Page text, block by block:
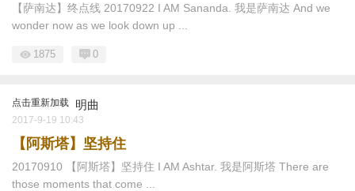
【萨南达】终点线 20170922 I AM Sananda. 我是萨南达 And we
wonder now as we look down up ...
1875 0
点击重新加载 明曲
2017-9-19 10:43
【阿斯塔】坚持住
20170910 【阿斯塔】坚持住 I AM Ashtar. 我是阿斯塔 There are
those moments that come ...